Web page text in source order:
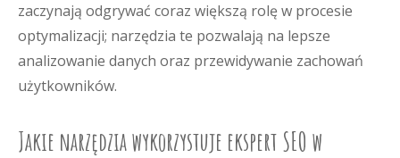
zaczynają odgrywać coraz większą rolę w procesie
optymalizacji; narzędzia te pozwalają na lepsze
analizowanie danych oraz przewidywanie zachowań
użytkowników.
Jakie narzędzia wykorzystuje ekspert SEO w